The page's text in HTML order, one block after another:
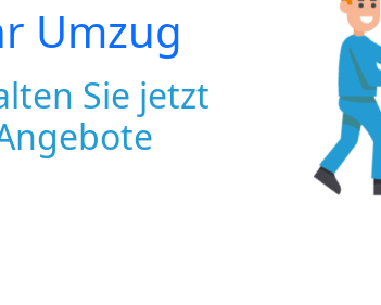
Umzug
Sie jetzt